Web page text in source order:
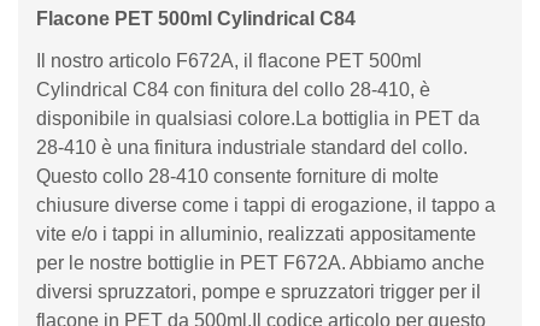
Flacone PET 500ml Cylindrical C84
Il nostro articolo F672A, il flacone PET 500ml
Cylindrical C84 con finitura del collo 28-410, è
disponibile in qualsiasi colore.La bottiglia in PET da
28-410 è una finitura industriale standard del collo.
Questo collo 28-410 consente forniture di molte
chiusure diverse come i tappi di erogazione, il tappo a
vite e/o i tappi in alluminio, realizzati appositamente
per le nostre bottiglie in PET F672A. Abbiamo anche
diversi spruzzatori, pompe e spruzzatori trigger per il
flacone in PET da 500ml.Il codice articolo per questo